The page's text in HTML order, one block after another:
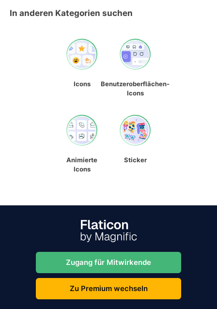
In anderen Kategorien suchen
Icons
Benutzeroberflächen-
Icons
Animierte
Icons
Sticker
Zugang für Mitwirkende
Zu Premium wechseln